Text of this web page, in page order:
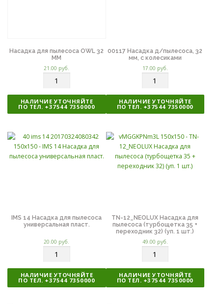
Насадка для пылесоса OWL 32
MM
21.00 руб.
л
и
ч
с
т
в
НАЛИЧИЕ УТОЧНЯЙТЕ
ПО ТЕЛ. +37544 7350000
00117 Насадка д/пылесоса, 32
мм, с колесиками
17.00 руб.
л
и
ч
с
т
в
о
НАЛИЧИЕ УТОЧНЯЙТЕ
ПО ТЕЛ. +37544 7350000
IMS 14 Насадка для пылесоса
универсальная пласт.
20.00 руб.
л
и
ч
НАЛИЧИЕ УТОЧНЯЙТЕ
ПО ТЕЛ. +37544 7350000
TN-12_NEOLUX Насадка для
пылесоса (турбощетка 35 +
переходник 32) (уп. 1 шт.)
49.00 руб.
л
и
ч
НАЛИЧИЕ УТОЧНЯЙТЕ
ПО ТЕЛ. +37544 7350000